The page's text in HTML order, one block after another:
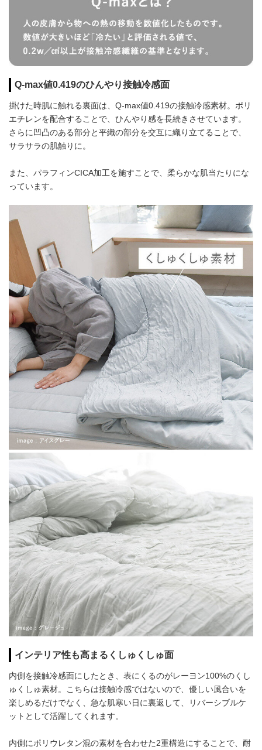
Q-max値0.419のひんやり接触冷感面
掛けた時肌に触れる裏面は、Q-max値0.419の接触冷感素材。ポリ
エチレンを配合することで、ひんやり感を長続きさせています。
さらに凹凸のある部分と平織の部分を交互に織り立てることで、
サラサラの肌触りに。
また、パラフィンCICA加工を施すことで、柔らかな肌当たりにな
っています。
インテリア性も高まるくしゅくしゅ面
内側を接触冷感面にしたとき、表にくるのがレーヨン100%のくし
ゅくしゅ素材。こちらは接触冷感ではないので、優しい風合いを
楽しめるだけでなく、急な肌寒い日に裏返して、リバーシブルケ
ットとして活躍してくれます。
内側にポリウレタン混の素材を合わせた2重構造にすることで、耐